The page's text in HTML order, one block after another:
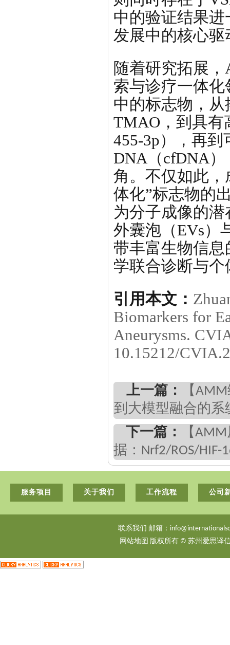
中的验证结果
发展中的核心驱
随着研究拓展
索与诊疗一体
中的标志物，
TMAO，到具有
455-3p），再
DNA（cfDNA
角。不仅如此，
体化”标志物的
为分子成像的
外囊泡（EVs）
带丰富生物信
学联合诊断与
引用本文：
Biomarkers for
Aneurysms.
10.15212/
上一篇：
【
到大模型融合的系
下一篇：
【
据：Nrf2/ROS/
服务项目 关于我们 工作流程 公司
联系我们 邮箱：
网站地图 版权所有 © 苏州爱思译